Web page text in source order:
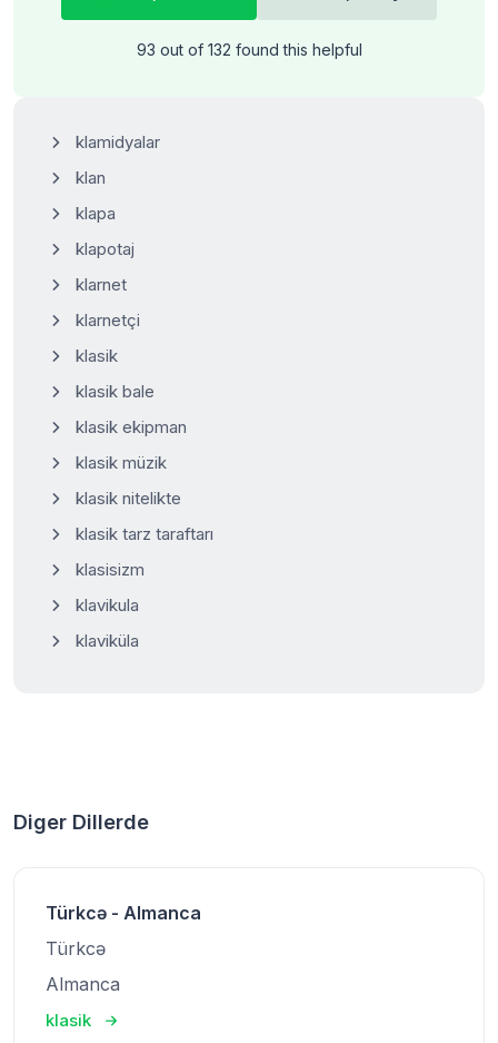
93 out of 132 found this helpful
klamidyalar
klan
klapa
klapotaj
klarnet
klarnetçi
klasik
klasik bale
klasik ekipman
klasik müzik
klasik nitelikte
klasik tarz taraftarı
klasisizm
klavikula
klaviküla
Diger Dillerde
Türkcə - Almanca
Türkcə
Almanca
klasik